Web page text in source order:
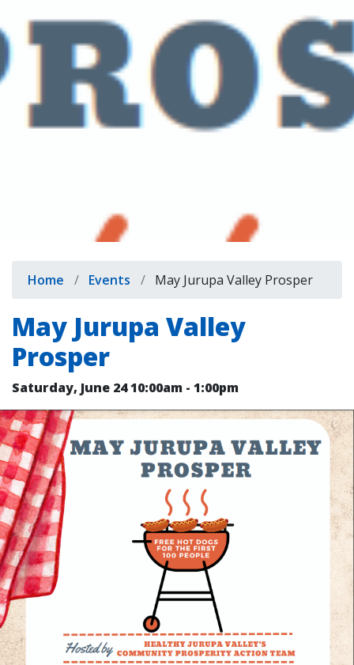
Breadcrumb
Home Events May Jurupa Valley Prosper
May Jurupa Valley
Prosper
Saturday, June 2410:00am - 1:00pm